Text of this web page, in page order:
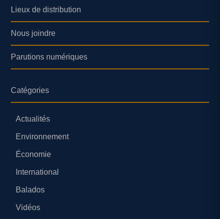
Lieux de distribution
Nous joindre
Parutions numériques
Catégories
Actualités
Environnement
Économie
International
Balados
Vidéos